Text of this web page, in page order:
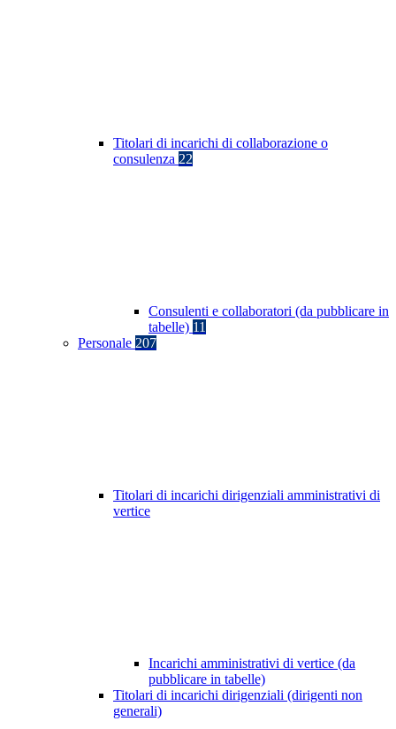
Titolari di incarichi di collaborazione o
consulenza 22
Consulenti e collaboratori (da pubblicare in
tabelle) 11
Personale 207
Titolari di incarichi dirigenziali amministrativi di
vertice
Incarichi amministrativi di vertice (da
pubblicare in tabelle)
Titolari di incarichi dirigenziali (dirigenti non
generali)